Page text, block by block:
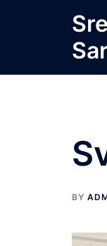
BY